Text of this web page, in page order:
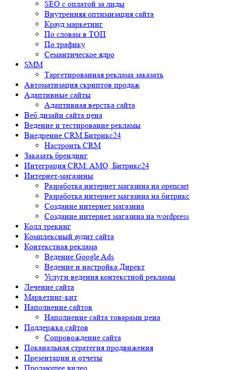
SEO с оплатой за лиды
Внутренняя оптимизация сайта
Крауд маркетинг
По словам в ТОП
По трафику
Семантическое ядро
SMM
Таргетированная реклама заказать
Автоматизация скриптов продаж
Адаптивные сайты
Адаптивная верстка сайта
Веб дизайн сайта цена
Ведение и тестирование рекламы
Внедрение CRM Битрикс24
Настроить CRM
Заказать брендинг
Интеграция CRM: AMO, Битрикс24
Интернет-магазины
Разработка интернет магазина на opencart
Разработка интернет магазина на битрикс
Создание интернет магазина
Создание интернет магазина на wordpress
Колл трекинг
Комплексный аудит сайта
Контекстная реклама
Ведение Google Ads
Ведение и настройка Директ
Услуги ведения контекстной рекламы
Лечение сайта
Маркетинг-кит
Наполнение сайтов
Наполнение сайта товарами цена
Поддержка сайтов
Сопровождение сайта
Поканальная стратегия продвижения
Презентации и отчеты
Продающее видео